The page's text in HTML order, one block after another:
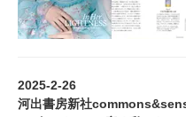
2025-2-26
河出書房新社